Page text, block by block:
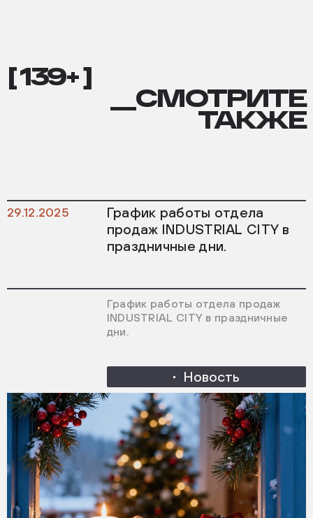
[ 139+ ]
__СМОТРИТЕ
ТАКЖЕ
29.12.2025
График работы отдела
продаж INDUSTRIAL CITY в
праздничные дни.
График работы отдела продаж
INDUSTRIAL CITY в праздничные
дни.
Новость